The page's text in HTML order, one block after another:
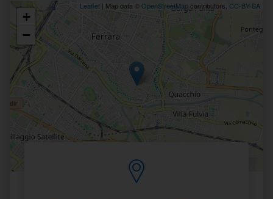
Posizione
+
−
Leaflet | Map data © OpenStreetMapcontributors, CC-BY-SA